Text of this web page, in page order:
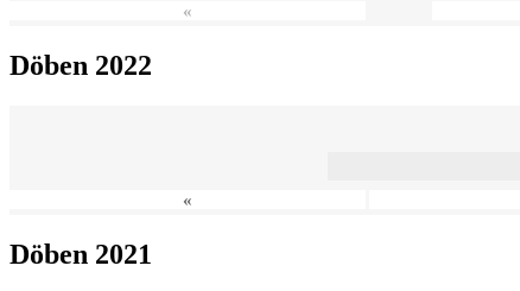
«
Döben 2022
«
Döben 2021